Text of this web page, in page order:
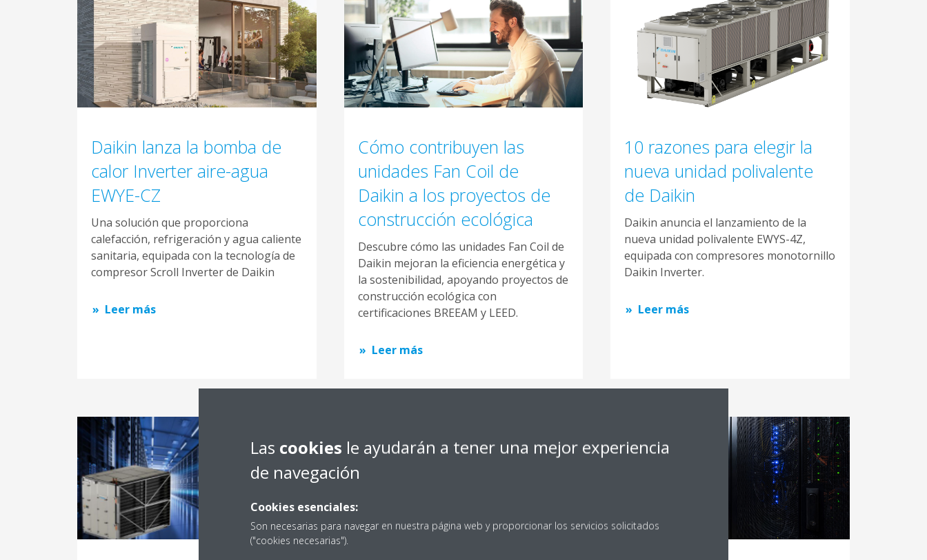
Daikin lanza la bomba de
calor Inverter aire-agua
EWYE-CZ
Una solución que proporciona
calefacción, refrigeración y agua caliente
sanitaria, equipada con la tecnología de
compresor Scroll Inverter de Daikin
Leer más
Cómo contribuyen las
unidades Fan Coil de
Daikin a los proyectos de
construcción ecológica
Descubre cómo las unidades Fan Coil de
Daikin mejoran la eficiencia energética y
la sostenibilidad, apoyando proyectos de
construcción ecológica con
certificaciones BREEAM y LEED.
Leer más
10 razones para elegir la
nueva unidad polivalente
de Daikin
Daikin anuncia el lanzamiento de la
nueva unidad polivalente EWYS-4Z,
equipada con compresores monotornillo
Daikin Inverter.
Leer más
Las cookies le ayudarán a tener una mejor experiencia
de navegación
Cookies esenciales:
Son necesarias para navegar en nuestra página web y proporcionar los servicios solicitados
("cookies necesarias").